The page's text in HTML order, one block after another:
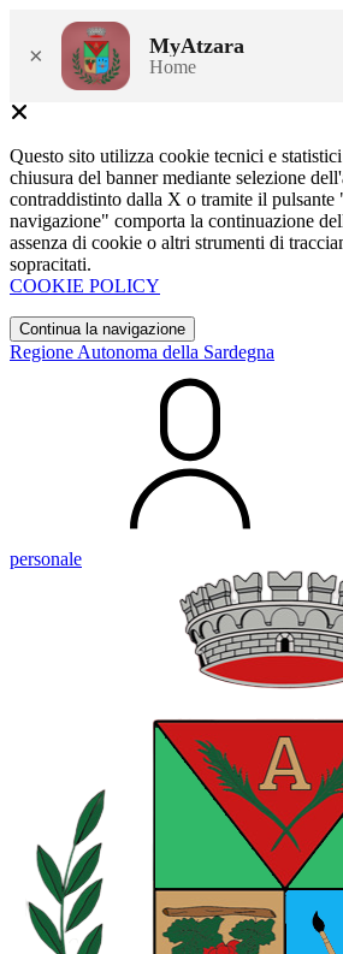
× MyAtzara
Home
Questo sito utilizza cookie tecnici e
chiusura del banner mediante selezione
contraddistinto dalla X o tramite il pulsante
navigazione" comporta la continuazione
assenza di cookie o altri strumenti di
sopracitati.
COOKIE POLICY
Continua la navigazione
Regione Autonoma della Sardegna
personale